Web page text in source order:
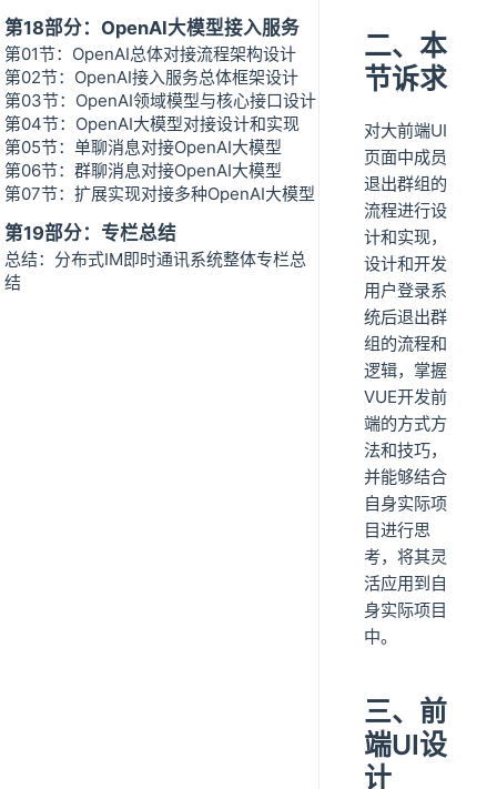
第18部分：OpenAI大模型接入服务
第01节：OpenAI总体对接流程架构设计
第02节：OpenAI接入服务总体框架设计
第03节：OpenAI领域模型与核心接口设计
第04节：OpenAI大模型对接设计和实现
第05节：单聊消息对接OpenAI大模型
第06节：群聊消息对接OpenAI大模型
第07节：扩展实现对接多种OpenAI大模型
第19部分：专栏总结
总结：分布式IM即时通讯系统整体专栏总
结
二、本
节诉求
对大前端UI
页面中成员
退出群组的
流程进行设
计和实现，
设计和开发
用户登录系
统后退出群
组的流程和
逻辑，掌握
VUE开发前
端的方式方
法和技巧，
并能够结合
自身实际项
目进行思
考，将其灵
活应用到自
身实际项目
中。
三、前
端UI设
计